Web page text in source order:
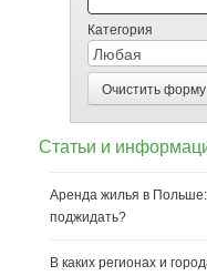
Категория
Очистить форму
Статьи и
Аренда жилья в Польше:
поджидать?
В каких регионах и